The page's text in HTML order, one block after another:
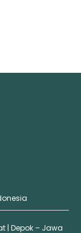
| Depok – Jawa